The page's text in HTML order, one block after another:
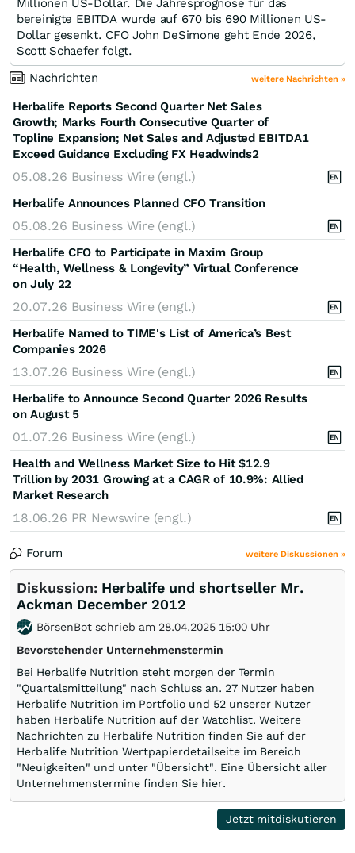
Millionen US-Dollar. Die Jahresprognose für das
bereinigte EBITDA wurde auf 670 bis 690 Millionen US-
Dollar gesenkt. CFO John DeSimone geht Ende 2026,
Scott Schaefer folgt.
Nachrichten
weitere Nachrichten »
Herbalife Reports Second Quarter Net Sales
Growth; Marks Fourth Consecutive Quarter of
Topline Expansion; Net Sales and Adjusted EBITDA1
Exceed Guidance Excluding FX Headwinds2
05.08.26 Business Wire (engl.)
Herbalife Announces Planned CFO Transition
05.08.26 Business Wire (engl.)
Herbalife CFO to Participate in Maxim Group
“Health, Wellness & Longevity” Virtual Conference
on July 22
20.07.26 Business Wire (engl.)
Herbalife Named to TIME's List of America’s Best
Companies 2026
13.07.26 Business Wire (engl.)
Herbalife to Announce Second Quarter 2026 Results
on August 5
01.07.26 Business Wire (engl.)
Health and Wellness Market Size to Hit $12.9
Trillion by 2031 Growing at a CAGR of 10.9%: Allied
Market Research
18.06.26 PR Newswire (engl.)
Forum weitere Diskussionen »
Diskussion: Herbalife und shortseller Mr.
Ackman December 2012
BörsenBot schrieb am 28.04.2025 15:00 Uhr
Bevorstehender Unternehmenstermin
Bei Herbalife Nutrition steht morgen der Termin
"Quartalsmitteilung" nach Schluss an. 27 Nutzer haben
Herbalife Nutrition im Portfolio und 52 unserer Nutzer
haben Herbalife Nutrition auf der Watchlist. Weitere
Nachrichten zu Herbalife Nutrition finden Sie auf der
Herbalife Nutrition Wertpapierdetailseite im Bereich
"Neuigkeiten" und unter "Übersicht". Eine Übersicht aller
Unternehmenstermine finden Sie hier.
Jetzt mitdiskutieren